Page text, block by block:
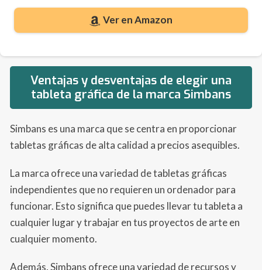
Ver en Amazon
Ventajas y desventajas de elegir una
tableta gráfica de la marca Simbans
Simbans es una marca que se centra en proporcionar
tabletas gráficas de alta calidad a precios asequibles.
La marca ofrece una variedad de tabletas gráficas
independientes que no requieren un ordenador para
funcionar. Esto significa que puedes llevar tu tableta a
cualquier lugar y trabajar en tus proyectos de arte en
cualquier momento.
Además, Simbans ofrece una variedad de recursos y